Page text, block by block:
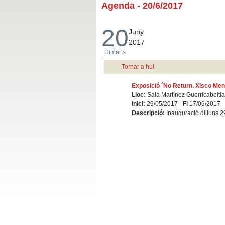
Agenda - 20/6/2017
20
Dimarts
Juny
2017
Tornar a hui
Exposició ´No Return. Xisco
Lloc: Sala Martínez
Inici: 29/05/2017 - Fi 17/09/2017
Descripció: Inauguració dilluns